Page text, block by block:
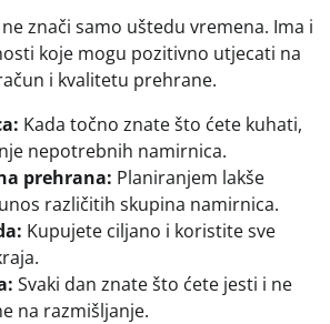
znači samo uštedu vremena. Ima i
koje mogu pozitivno utjecati na
i kvalitetu prehrane.
Kada točno znate što ćete kuhati,
nepotrebnih namirnica.
prehrana: Planiranjem lakše
različitih skupina namirnica.
Kupujete ciljano i koristite sve
Svaki dan znate što ćete jesti i ne
na razmišljanje.